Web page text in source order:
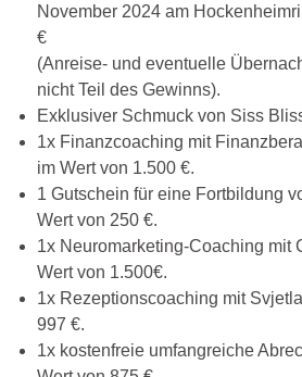
November 2024 am
€
(Anreise- und eventuelle
nicht Teil des Gewinns).
Exklusiver Schmuck von Siss
1x Finanzcoaching mit
im Wert von 1.500 €.
1 Gutschein für eine Fortbildung
Wert von 250 €.
1x Neuromarketing-Coaching mit
Wert von 1.500€.
1x Rezeptionscoaching mit
997 €.
1x kostenfreie umfangreiche